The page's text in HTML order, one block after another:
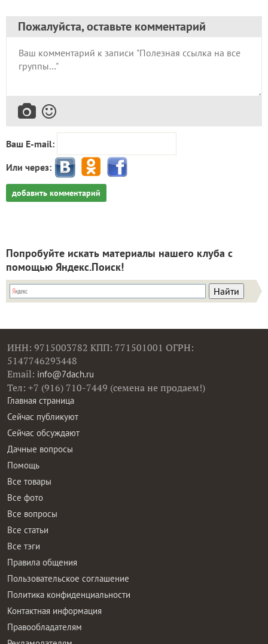
Пожалуйста, оставьте комментарий
Ваш E-mail:
Или через:
добавить комментарий
Попробуйте искать материалы нашего клуба с
помощью Яндекс.Поиск!
ИНН: 9715003782 КПП: 771501001 ОГРН:
5147746293448
Email: info@7dach.ru
Тел: +7 (916) 710-7449 (семена не продаем!)
Главная страница
Сейчас публикуют
Сейчас обсуждают
Дачные вопросы
Помощь
Все товары
Все фото
Все вопросы
Все статьи
Все тэги
Правила общения
Пользовательское соглашение
Политика конфиденциальности
Контактная информация
Правообладателям